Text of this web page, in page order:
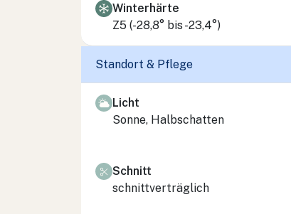
Winterhärte
Z5 (-28,8° bis -23,4°)
Standort & Pflege
Licht
Sonne, Halbschatten
Schnitt
schnittverträglich